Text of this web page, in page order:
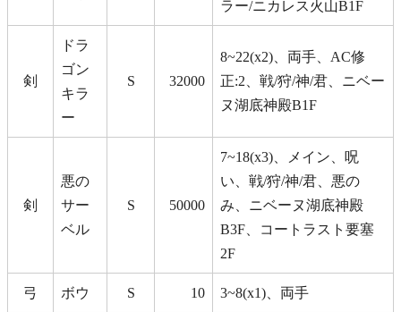
ラー/ニカレス火山B1F
剣
ドラ
ゴン
キラ
ー
S 32000
8~22(x2)、両手、AC修
正:2、戦/狩/神/君、ニベー
ヌ湖底神殿B1F
剣
悪の
サー
ベル
S 50000
7~18(x3)、メイン、呪
い、戦/狩/神/君、悪の
み、ニベーヌ湖底神殿
B3F、コートラスト要塞
2F
弓 ボウ S 10 3~8(x1)、両手